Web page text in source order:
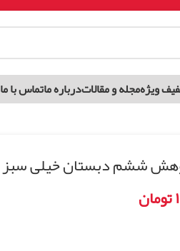
ویژهمجله و مقالاتدرباره ماتماس با ما
ششم دبستان خیلی سبز
تومان